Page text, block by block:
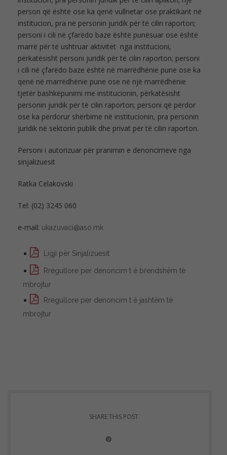
person që është ose ka qenë vullnetar ose praktikant në
institucion, pra në personin juridik për të cilin raporton;
personi i cili në çfarëdo baze është punësuar ose është
marrë për të ushtruar aktivitet nga institucioni,
përkatësisht personi juridik për të cilin raporton; personi
i cili në çfarëdo baze është në marrëdhënie pune ose ka
qenë në marrëdhënie pune ose në një marrëdhënie
tjetër bashkëpunimi me institucionin, përkatësisht
personin juridik për të cilin raporton; personi që përdor
ose ka përdorur shërbime në institucionin, pra personin
juridik në sektorin publik dhe privat për të cilin raporton.
Personi i autorizuar për pranimin e denoncimeve nga
sinjalizuesit
Ratka Celakovski
Tel: (02) 3245 060
e-mail: ukazuvaci@aso.mk
Ligji për Sinjalizuesit
Rregullore per denoncim t ë brendshëm të
mbrojtur
Rregullore per denoncim t ë jashtëm të
mbrojtur
SHARE THIS POST